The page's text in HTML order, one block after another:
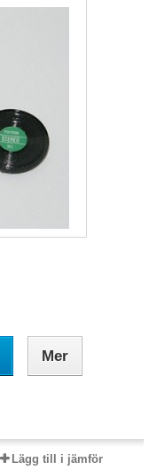
Mer
Lägg till i jämför